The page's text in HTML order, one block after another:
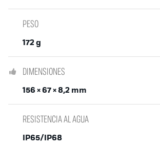
PESO
172 g
DIMENSIONES
156 × 67 × 8,2 mm
RESISTENCIA AL AGUA
IP65/IP68